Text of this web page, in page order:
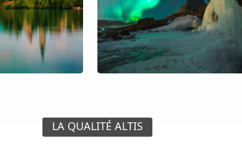
LA QUALITÉ ALTIS